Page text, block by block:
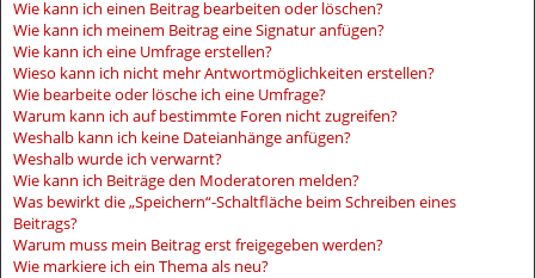
Wie kann ich einen Beitrag bearbeiten oder löschen?
Wie kann ich meinem Beitrag eine Signatur anfügen?
Wie kann ich eine Umfrage erstellen?
Wieso kann ich nicht mehr Antwortmöglichkeiten erstellen?
Wie bearbeite oder lösche ich eine Umfrage?
Warum kann ich auf bestimmte Foren nicht zugreifen?
Weshalb kann ich keine Dateianhänge anfügen?
Weshalb wurde ich verwarnt?
Wie kann ich Beiträge den Moderatoren melden?
Was bewirkt die „Speichern“-Schaltfläche beim Schreiben eines
Beitrags?
Warum muss mein Beitrag erst freigegeben werden?
Wie markiere ich ein Thema als neu?